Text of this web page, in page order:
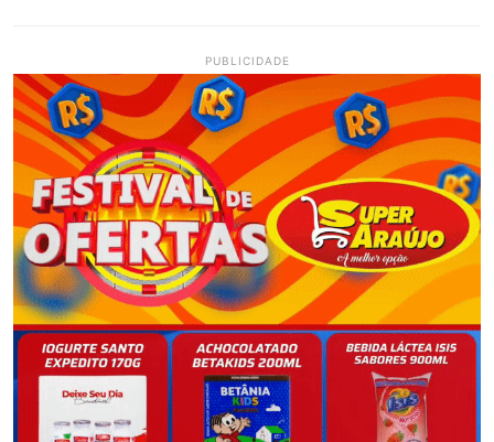
PUBLICIDADE